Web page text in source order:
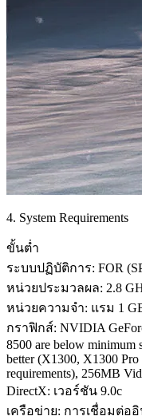
4. System Requirements
ขั้นต่ำ
ระบบปฏิบัติการ: FOR
หน่วยประมวลผล: 2.8
หน่วยความจำ: แรม 1
กราฟิกส์: NVIDIA
8500 are below minimum
better (X1300, X1300
requirements), 256MB
DirectX: เวอร์ชัน 9.0c
เครือข่าย: การเชื่อมต่อ